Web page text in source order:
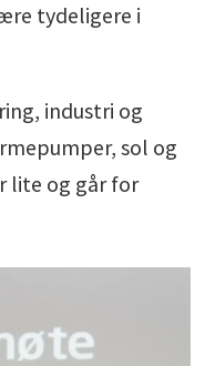
tydeligere i
industri og
sol og
lite og går for